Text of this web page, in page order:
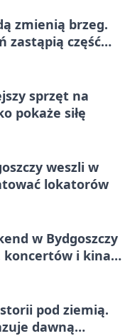
zmienią brzeg.
zastąpią część
sprzęt na
pokaże siłę
weszli w
lokatorów
w Bydgoszczy
koncertów i kina
pod ziemią.
dawną